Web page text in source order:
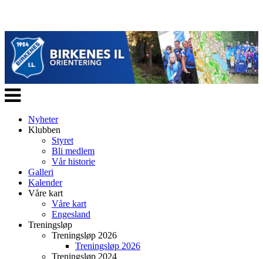
Veksle
navigasjon
Nyheter
Klubben
Styret
Bli medlem
Vår historie
Galleri
Kalender
Våre kart
Våre kart
Engesland
Treningsløp
Treningsløp 2026
Treningsløp 2026
Treningsløp 2024